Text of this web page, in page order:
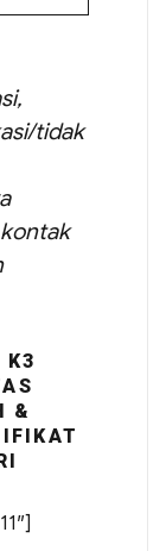
tidak
K3
&